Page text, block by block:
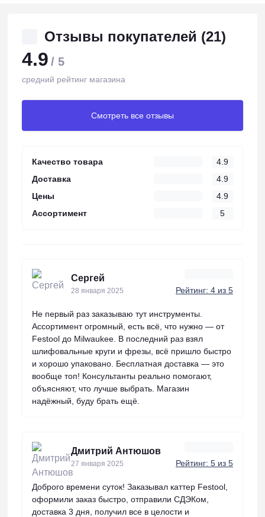
Отзывы покупателей (21)
4.9 / 5
средний рейтинг магазина
Смотреть все отзывы
Качество товара
4.9
Доставка
4.9
Цены
4.9
Ассортимент
5
Сергей
28 января 2025 Рейтинг: 4 из 5
Не первый раз заказываю тут инструменты.
Ассортимент огромный, есть всё, что нужно — от
Festool до Milwaukee. В последний раз взял
шлифовальные круги и фрезы, всё пришло быстро
и хорошо упаковано. Бесплатная доставка — это
вообще топ! Консультанты реально помогают,
объясняют, что лучше выбрать. Магазин
надёжный, буду брать ещё.
Дмитрий Антюшов
27 января 2025 Рейтинг: 5 из 5
Доброго времени суток! Заказывал каттер Festool,
оформили заказ быстро, отправили СДЭКом,
доставка 3 дня, получил все в целости и